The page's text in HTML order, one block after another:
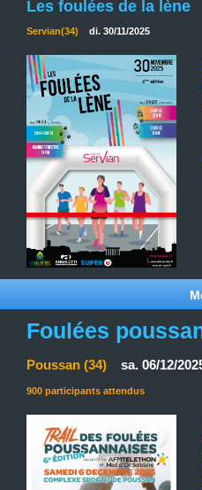
Les foulées de la lène
Servian(34) di. 30/11/2025
Foulées
Poussan (34) sa. 06/12/
900 participants attendus